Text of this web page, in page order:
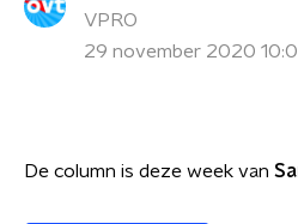
VPRO
29 november 2020
De column is deze week van